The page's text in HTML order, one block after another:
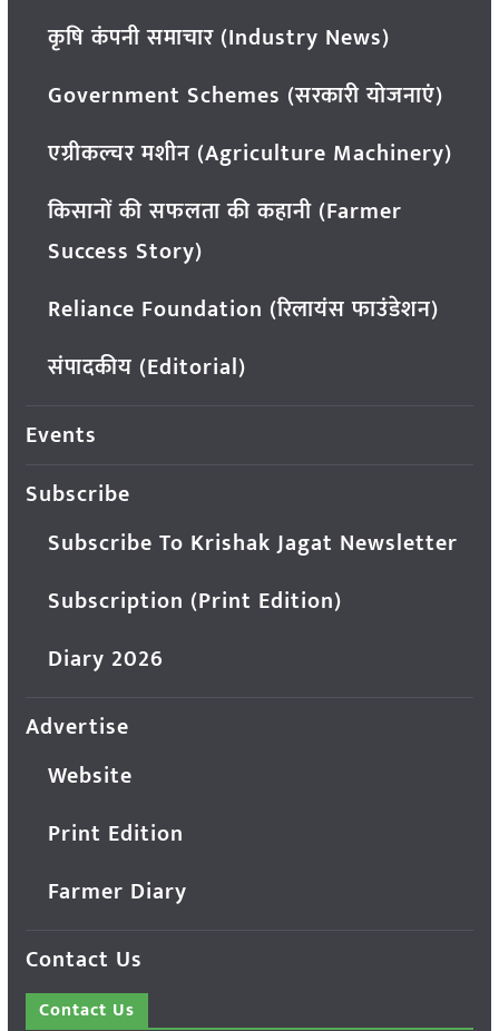
कृषि कंपनी समाचार (Industry News)
Government Schemes (सरकारी योजनाएं)
एग्रीकल्चर मशीन (Agriculture Machinery)
किसानों की सफलता की कहानी (Farmer
Success Story)
Reliance Foundation (रिलायंस फाउंडेशन)
संपादकीय (Editorial)
Events
Subscribe
Subscribe To Krishak Jagat Newsletter
Subscription (Print Edition)
Diary 2026
Advertise
Website
Print Edition
Farmer Diary
Contact Us
Contact Us